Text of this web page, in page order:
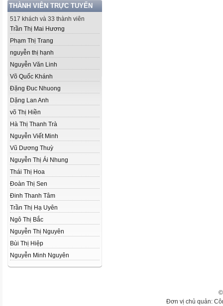
THÀNH VIÊN TRỰC TUYẾN
517 khách và 33 thành viên
Trần Thị Mai Hương
Phạm Thị Trang
nguyễn thị hạnh
Nguyễn Văn Linh
Võ Quốc Khánh
Đặng Đuc Nhuong
Dặng Lan Anh
võ Thị Hiền
Hà Thị Thanh Trà
Nguyễn Viết Minh
Vũ Dương Thuỳ
Nguyễn Thị Ái Nhung
Thái Thị Hoa
Đoàn Thị Sen
Đinh Thanh Tâm
Trần Thị Hạ Uyên
Ngô Thị Bắc
Nguyễn Thị Nguyên
Bùi Thị Hiệp
Nguyễn Minh Nguyên
Đơn vị chủ quản: